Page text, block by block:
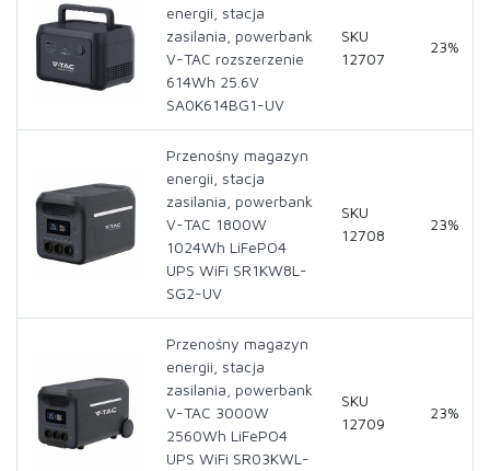
energii, stacja
zasilania, powerbank
V-TAC rozszerzenie
614Wh 25.6V
SA0K614BG1-UV
SKU
12707
23%
Przenośny magazyn
energii, stacja
zasilania, powerbank
V-TAC 1800W
1024Wh LiFePO4
UPS WiFi SR1KW8L-
SG2-UV
SKU
12708
23%
Przenośny magazyn
energii, stacja
zasilania, powerbank
V-TAC 3000W
2560Wh LiFePO4
UPS WiFi SR03KWL-
SKU
12709
23%